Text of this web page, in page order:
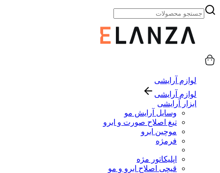
لوازم آرایشی
لوازم آرایشی
ابزار آرایشی
وسایل آرایش مو
تیغ اصلاح صورت و ابرو
موچین ابرو
فرمژه
اپلیکاتور مژه
قیچی اصلاح ابرو و مو